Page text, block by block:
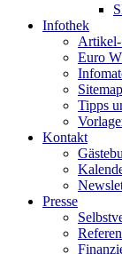
Infothek
Artikel-
Euro
Tipps
Kontakt
Presse